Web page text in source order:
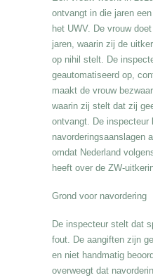
ontvangt in die jaren
het UWV. De vrouw
jaren, waarin zij de
op nihil stelt. De
geautomatiseerd op,
maakt de vrouw
waarin zij stelt dat zij
ontvangt. De inspecteur
navorderingsaanslagen
omdat Nederland
heeft over de ZW-
Grond voor navordering
De inspecteur stelt dat
fout. De aangiften zijn
en niet handmatig
overweegt dat